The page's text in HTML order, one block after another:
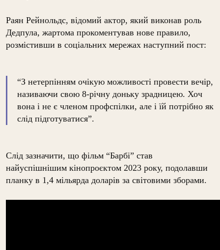
Раян Рейнольдс, відомий актор, який виконав роль
Дедпула, жартома прокоментував нове правило,
розмістивши в соціальних мережах наступний пост:
“З нетерпінням очікую можливості провести вечір,
називаючи свою 8-річну доньку зрадницею. Хоч
вона і не є членом профспілки, але і їй потрібно як
слід підготуватися”.
Слід зазначити, що фільм “Барбі” став
найуспішнішим кінопроєктом 2023 року, подолавши
планку в 1,4 мільярда доларів за світовими зборами.